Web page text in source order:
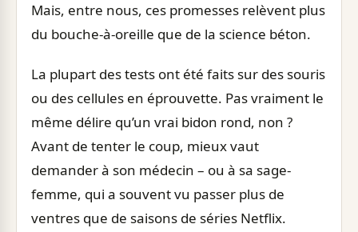
Mais, entre nous, ces promesses relèvent plus
du bouche-à-oreille que de la science béton.
La plupart des tests ont été faits sur des souris
ou des cellules en éprouvette. Pas vraiment le
même délire qu’un vrai bidon rond, non ?
Avant de tenter le coup, mieux vaut
demander à son médecin – ou à sa sage-
femme, qui a souvent vu passer plus de
ventres que de saisons de séries Netflix.